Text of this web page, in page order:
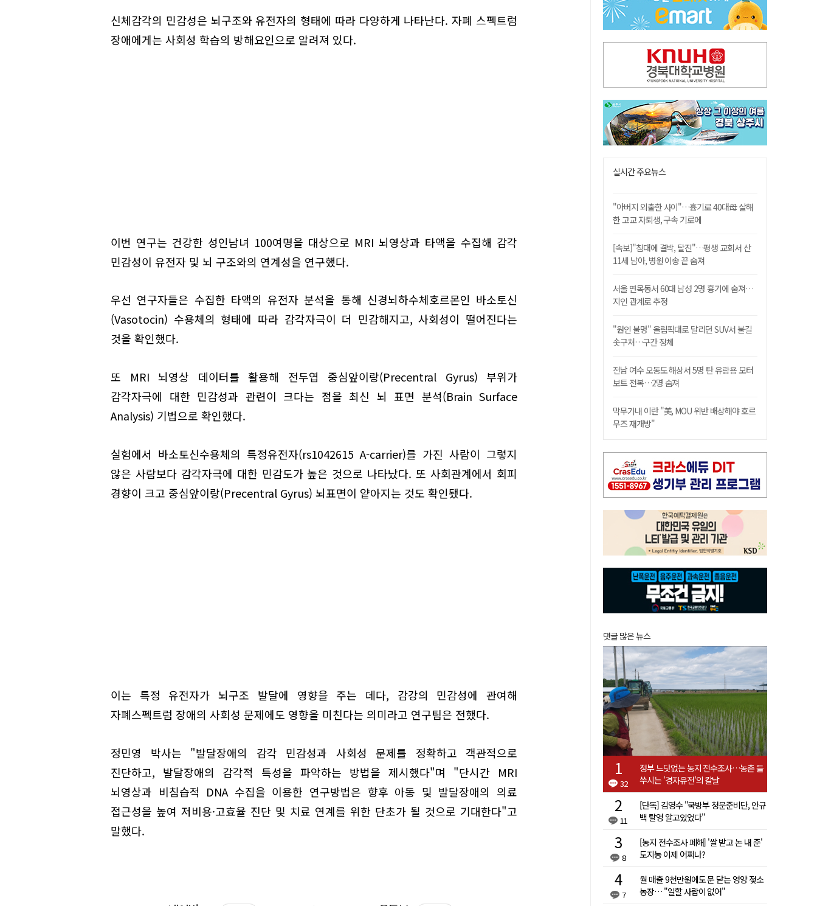
신체감각의 민감성은 뇌구조와 유전자의 형태에 따라 다양하게 나타난다. 자폐 스펙트럼
장애에게는 사회성 학습의 방해요인으로 알려져 있다.
이번 연구는 건강한 성인남녀 100여명을 대상으로 MRI 뇌영상과 타액을 수집해 감각
민감성이 유전자 및 뇌 구조와의 연계성을 연구했다.
우선 연구자들은 수집한 타액의 유전자 분석을 통해 신경뇌하수체호르몬인 바소토신
(Vasotocin) 수용체의 형태에 따라 감각자극이 더 민감해지고, 사회성이 떨어진다는
것을 확인했다.
또 MRI 뇌영상 데이터를 활용해 전두엽 중심앞이랑(Precentral Gyrus) 부위가
감각자극에 대한 민감성과 관련이 크다는 점을 최신 뇌 표면 분석(Brain Surface
Analysis) 기법으로 확인했다.
실험에서 바소토신수용체의 특정유전자(rs1042615 A-carrier)를 가진 사람이 그렇지
않은 사람보다 감각자극에 대한 민감도가 높은 것으로 나타났다. 또 사회관계에서 회피
경향이 크고 중심앞이랑(Precentral Gyrus) 뇌표면이 얕아지는 것도 확인됐다.
이는 특정 유전자가 뇌구조 발달에 영향을 주는 데다, 감강의 민감성에 관여해
자폐스펙트럼 장애의 사회성 문제에도 영향을 미친다는 의미라고 연구팀은 전했다.
정민영 박사는 "발달장애의 감각 민감성과 사회성 문제를 정확하고 객관적으로
진단하고, 발달장애의 감각적 특성을 파악하는 방법을 제시했다"며 "단시간 MRI
뇌영상과 비침습적 DNA 수집을 이용한 연구방법은 향후 아동 및 발달장애의 의료
접근성을 높여 저비용·고효율 진단 및 치료 연계를 위한 단초가 될 것으로 기대한다"고
말했다.
휠체어 환자 발로 밀어 숨지게 한 70대 간병인…2심도 집행유예
박권현 청도군수, 국무총리에 "청도 물 공급 최대 3만t 늘려달라"
실시간 주요뉴스
"아버지 외출한 사이"…흉기로 40대母 살해
한 고교 자퇴생, 구속 기로에
[속보]"침대에 결박, 탈진"…평생 교회서 산
11세 남아, 병원 이송 끝 숨져
서울 면목동서 60대 남성 2명 흉기에 숨져…
지인 관계로 추정
"원인 불명" 올림픽대로 달리던 SUV서 불길
솟구쳐…구간 정체
전남 여수 오동도 해상서 5명 탄 유람용 모터
보트 전복…2명 숨져
막무가내 이란 "美, MOU 위반 배상해야 호르
무즈 재개방"
댓글 많은 뉴스
32
정부 느닷없는 농지 전수조사…농촌 들
쑤시는 '경자유전'의 칼날
11
[단독] 김영수 "국방부 청문준비단, 안규
백 탈영 알고있었다"
8
[농지 전수조사 폐해] '쌀 받고 논 내 준'
도지농 이제 어쩌나?
7
월 매출 9천만원에도 문 닫는 영양 젖소
농장… "일할 사람이 없어"